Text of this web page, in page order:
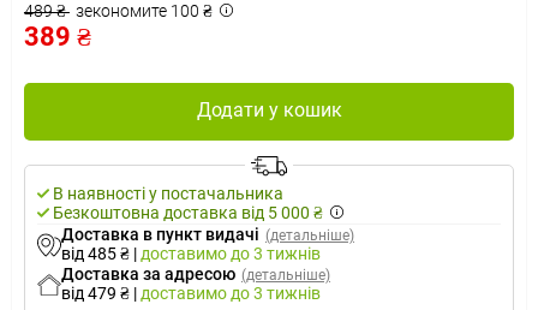
489 ₴ зекономите 100 ₴
389 ₴
Додати у кошик
В наявності у постачальника
Безкоштовна доставка від 5 000 ₴
Доставка в пункт видачі (детальніше)
від 485 ₴ | доставимо до 3 тижнів
Доставка за адресою (детальніше)
від 479 ₴ | доставимо до 3 тижнів